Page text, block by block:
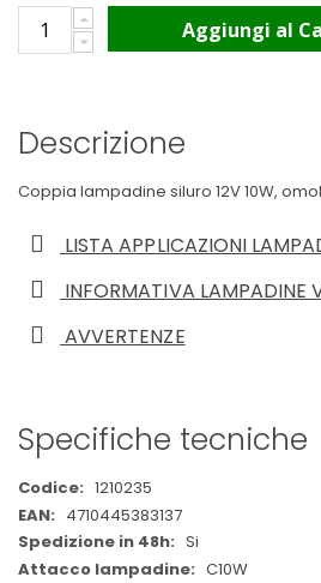
Aggiungi al
Descrizione
Coppia lampadine siluro 12V 10W,
LISTA APPLICAZIONI
INFORMATIVA LAMPADINE
AVVERTENZE
Specifiche tecniche
Maggiori
Informazioni
1210235
4710445383137
Si
C10W